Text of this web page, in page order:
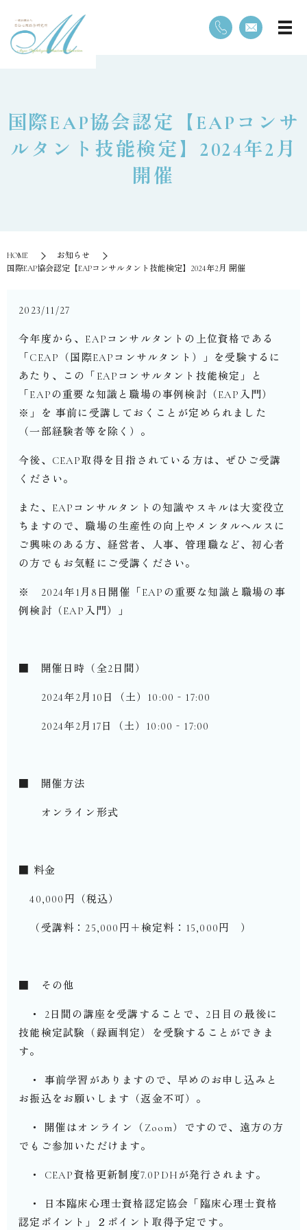
国際EAP協会認定【EAPコンサ
ルタント技能検定】2024年2月
開催
HOME
お知らせ
国際EAP協会認定【EAPコンサルタント技能検定】2024年2月 開催
2023/11/27
今年度から、EAPコンサルタントの上位資格である
「CEAP（国際EAPコンサルタント）」を受験するに
あたり、この「EAPコンサルタント技能検定」と
「EAPの重要な知識と職場の事例検討（EAP入門）
※」を 事前に受講しておくことが定められました
（一部経験者等を除く）。
今後、CEAP取得を目指されている方は、ぜひご受講
ください。
また、EAPコンサルタントの知識やスキルは大変役立
ちますので、職場の生産性の向上やメンタルヘルスに
ご興味のある方、経営者、人事、管理職など、初心者
の方でもお気軽にご受講ください。
※ 2024年1月8日開催「EAPの重要な知識と職場の事
例検討（EAP入門）」
■ 開催日時（全2日間）
2024年2月10日（土）10:00‐17:00
2024年2月17日（土）10:00‐17:00
■ 開催方法
オンライン形式
■ 料金
40,000円（税込）
（受講料：25,000円＋検定料：15,000円 ）
■ その他
・ 2日間の講座を受講することで、2日目の最後に
技能検定試験（録画判定）を受験することができま
す。
・ 事前学習がありますので、早めのお申し込みと
お振込をお願いします（返金不可）。
・ 開催はオンライン（Zoom）ですので、遠方の方
でもご参加いただけます。
・ CEAP資格更新制度7.0PDHが発行されます。
・ 日本臨床心理士資格認定協会「臨床心理士資格
認定ポイント」２ポイント取得予定です。